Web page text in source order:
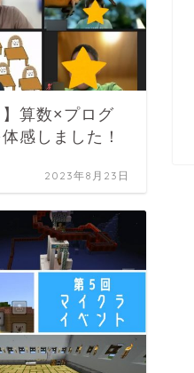
】算数×プログ
感しました！
2023年8月23日